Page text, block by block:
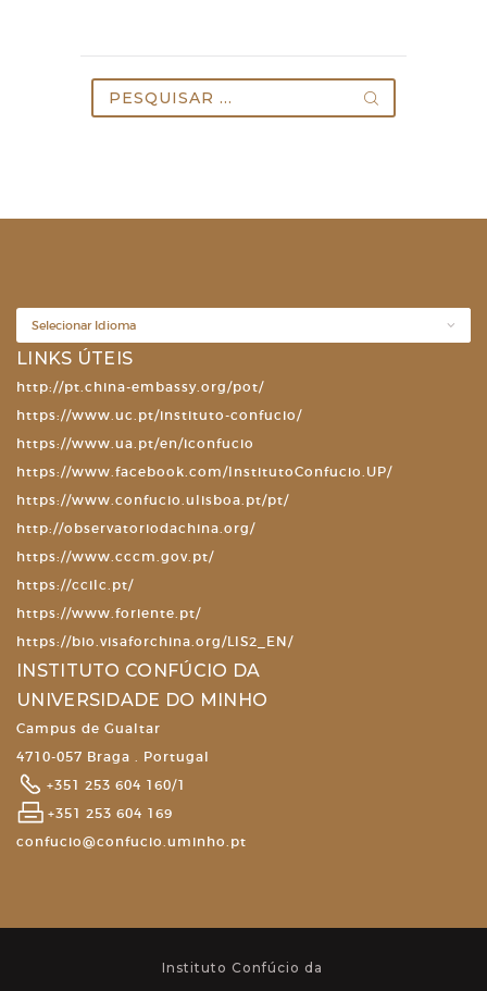
por:
LINKS ÚTEIS
http://pt.china-embassy.org/pot/
https://www.uc.pt/instituto-confucio/
https://www.ua.pt/en/iconfucio
https://www.facebook.com/InstitutoConfucio.UP/
https://www.confucio.ulisboa.pt/pt/
http://observatoriodachina.org/
https://www.cccm.gov.pt/
https://ccilc.pt/
https://www.foriente.pt/
https://bio.visaforchina.org/LIS2_EN/
INSTITUTO CONFÚCIO DA
UNIVERSIDADE DO MINHO
Campus de Gualtar
4710-057 Braga . Portugal
+351 253 604 160/1
+351 253 604 169
confucio@confucio.uminho.pt
Instituto Confúcio da